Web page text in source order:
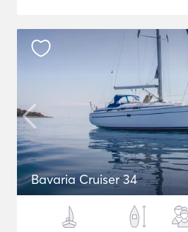
Bavaria Cruiser 34